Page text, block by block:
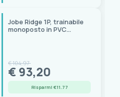
Jobe Ridge 1P, trainabile
monoposto in PVC
€ 104,97
€ 93,20
Risparmi €11.77